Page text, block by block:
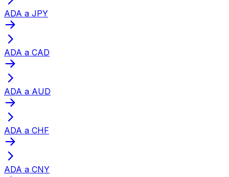
ADA a JPY
ADA a CAD
ADA a AUD
ADA a CHF
ADA a CNY